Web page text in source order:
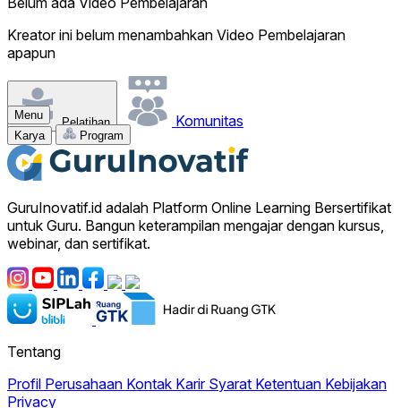
Kreator ini belum menambahkan Video Pembelajaran
apapun
Pelatihan Komunitas
Menu
Karya
Program
GuruInovatif.id adalah Platform Online Learning Bersertifikat
untuk Guru. Bangun keterampilan mengajar dengan kursus,
webinar, dan sertifikat.
Tentang
Profil Perusahaan Kontak Karir Syarat Ketentuan Kebijakan
Privacy